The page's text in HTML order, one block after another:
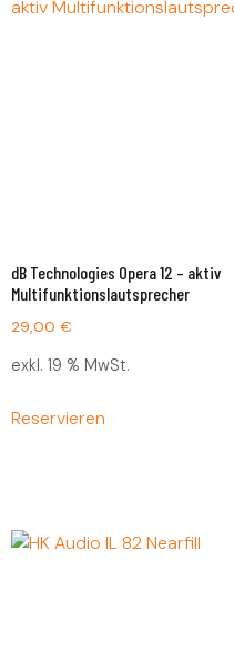
dB Technologies Opera 12 – aktiv
Multifunktionslautsprecher
29,00 €
exkl. 19 % MwSt.
Reservieren